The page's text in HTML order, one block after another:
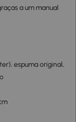
a um manual
espuma original,